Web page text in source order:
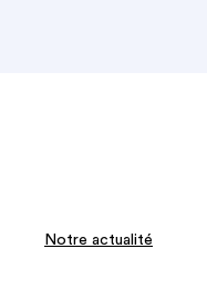
Notre actualité